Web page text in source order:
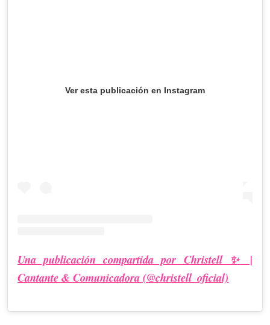
Ver esta publicación en Instagram
Una publicación compartida por Christell ✨ |
Cantante & Comunicadora (@christell_oficial)